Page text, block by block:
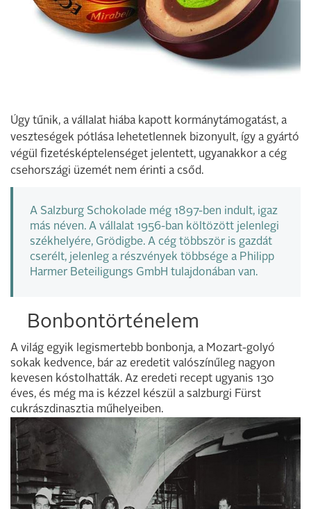
Úgy tűnik, a vállalat hiába kapott kormánytámogatást, a
veszteségek pótlása lehetetlennek bizonyult, így a gyártó
végül fizetésképtelenséget jelentett, ugyanakkor a cég
csehországi üzemét nem érinti a csőd.
A Salzburg Schokolade még 1897-ben indult, igaz
más néven. A vállalat 1956-ban költözött jelenlegi
székhelyére, Grödigbe. A cég többször is gazdát
cserélt, jelenleg a részvények többsége a Philipp
Harmer Beteiligungs GmbH tulajdonában van.
Bonbontörténelem
A világ egyik legismertebb bonbonja, a Mozart-golyó
sokak kedvence, bár az eredetit valószínűleg nagyon
kevesen kóstolhatták. Az eredeti recept ugyanis 130
éves, és még ma is kézzel készül a salzburgi Fürst
cukrászdinasztia műhelyeiben.